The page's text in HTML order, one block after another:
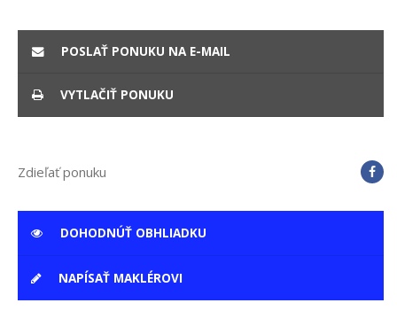
POSLAŤ PONUKU NA E-MAIL
VYTLAČIŤ PONUKU
Zdieľať ponuku
DOHODNÚŤ OBHLIADKU
NAPÍSAŤ MAKLÉROVI